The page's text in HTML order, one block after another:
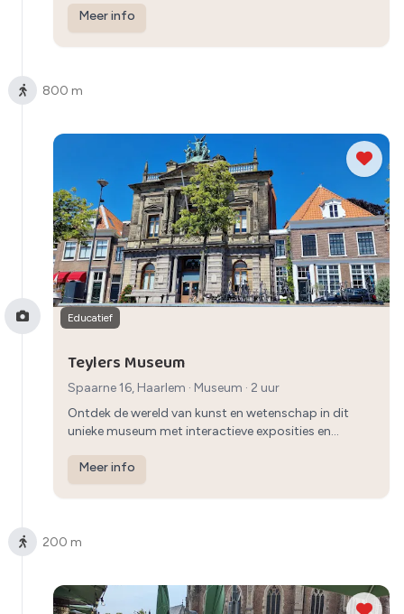
Meer info
800 m
Educatief
Teylers Museum
Spaarne 16, Haarlem · Museum
· 2 uur
Ontdek de wereld van kunst en wetenschap in dit
unieke museum met interactieve exposities en
Meer info
200 m